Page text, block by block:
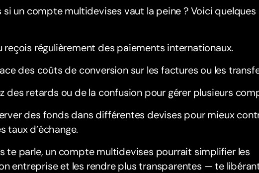
si un compte multidevises vaut la peine ? Voici quelques
reçois régulièrement des paiements internationaux.
des coûts de conversion sur les factures ou les
des retards ou de la confusion pour gérer plusieurs
des fonds dans différentes devises pour mieux
taux d’échange.
te parle, un compte multidevises pourrait simplifier les
entreprise et les rendre plus transparentes — te